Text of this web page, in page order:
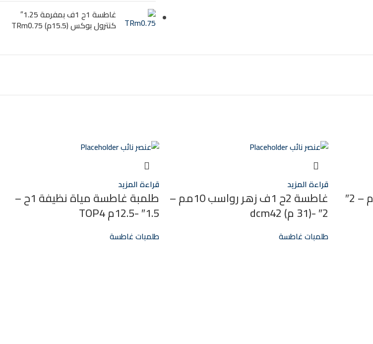
غاطسة 1ح 1ف بمفرمة 1.25″
كنترول بوكس (15.5م) TRm0.75
غاطسة 1ح 3فاز رواسب50مم – 2″
قراءة المزيد
غاطسة 2ح 1ف زهر رواسب 10مم –
2″ -(31 م) dcm42
طلمبات غاطسة
قراءة المزيد
طلمبة غاطسة مياة نظيفة 1ح –
1.5″ -12.5م TOP4
طلمبات غاطسة